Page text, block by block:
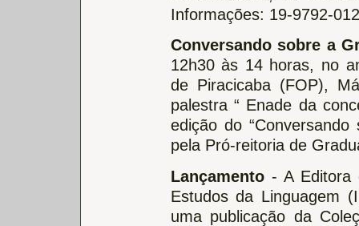
Informações: 19-9792-
Conversando sobre a
12h30 às 14 horas, no
de Piracicaba (FOP),
palestra “ Enade da
edição do
pela Pró-reitoria de
Lançamento - A Editora
Estudos da Linguagem
uma publicação da